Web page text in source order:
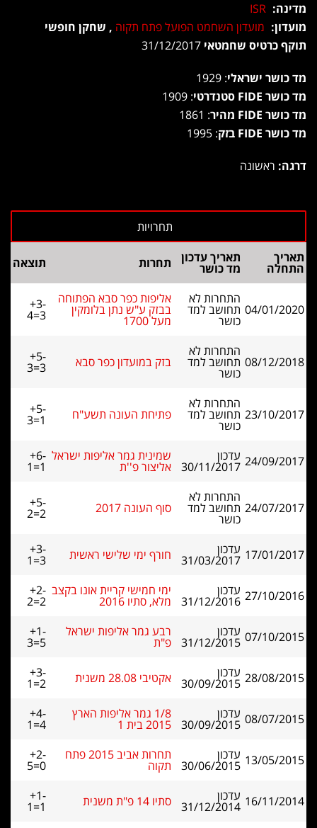
מדינה: ISR
מועדון: מועדון השחמט הפועל פתח תקוה , שחקן חופשי
תוקף כרטיס שחמטאי
מד כושר ישראלי: 1929
מד כושר FIDE סטנדרטי
: 1909
מד כושר FIDE מהיר
: 1861
מד כושר FIDE בזק
: 1995
דרגה: ראשונה
תאריך
התחלה
תאריך עדכון
מד כושר תחרות תוצאה
04/01/2020
התחרות לא
תחושב למד
כושר
אליפות כפר סבא הפתוחה
בבזק ע"ש נתן בלומקין
מעל 1700
+3-
4=3
08/12/2018
התחרות לא
תחושב למד
כושר
בזק במועדון כפר סבא +5-
3=3
23/10/2017
התחרות לא
תחושב למד
כושר
פתיחת העונה תשע"ח +5-
3=1
24/09/2017 עדכון
30/11/2017
שמינית גמר אליפות ישראל
אליצור פ''ת
+6-
1=1
24/07/2017
התחרות לא
תחושב למד
כושר
סוף העונה 2017 +5-
2=2
17/01/2017 עדכון
31/03/2017 חורף ימי שלישי ראשית +3-
1=3
27/10/2016 עדכון
31/12/2016
ימי חמישי קריית אונו בקצב
מלא, סתיו 2016
+2-
2=2
07/10/2015 עדכון
31/12/2015
רבע גמר אליפות ישראל
פ"ת
+1-
3=5
28/08/2015 עדכון
30/09/2015 אקטיבי 28.08 משנית +3-
1=2
08/07/2015 עדכון
30/09/2015
1/8 גמר אליפות הארץ
2015 בית 1
+4-
1=4
13/05/2015 עדכון
30/06/2015
תחרות אביב 2015 פתח
תקוה
+2-
5=0
16/11/2014 עדכון
31/12/2014 סתיו 14 פ"ת משנית +1-
1=1